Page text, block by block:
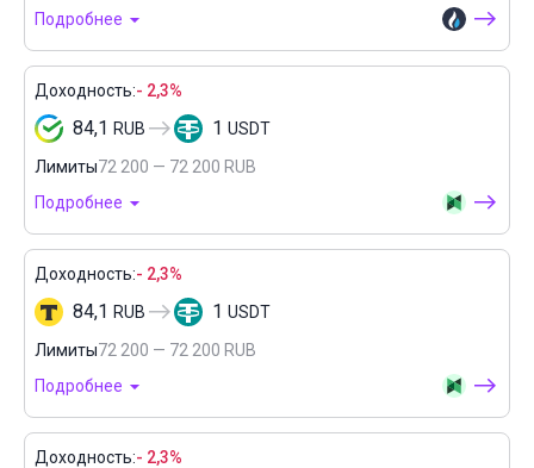
Подробнее
Доходность:- 2,3%
84,1 RUB 1 USDT
Лимиты72 200 — 72 200 RUB
Подробнее
Доходность:- 2,3%
84,1 RUB 1 USDT
Лимиты72 200 — 72 200 RUB
Подробнее
Доходность:- 2,3%